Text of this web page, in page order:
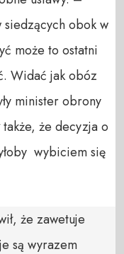
siedzących obok w
może to ostatni
Widać jak obóz
minister obrony
że decyzja o
wybiciem się
że zawetuje
są wyrazem